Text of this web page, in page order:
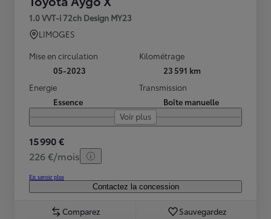
1.0 VVT-i 72ch Design MY23
LIMOGES
Mise en circulation
05-2023
Kilométrage
23 591 km
Energie
Essence
Transmission
Boîte manuelle
Voir plus
15 990 €
226 €/mois
En savoir plus
Contactez la concession
Comparez Sauvegardez